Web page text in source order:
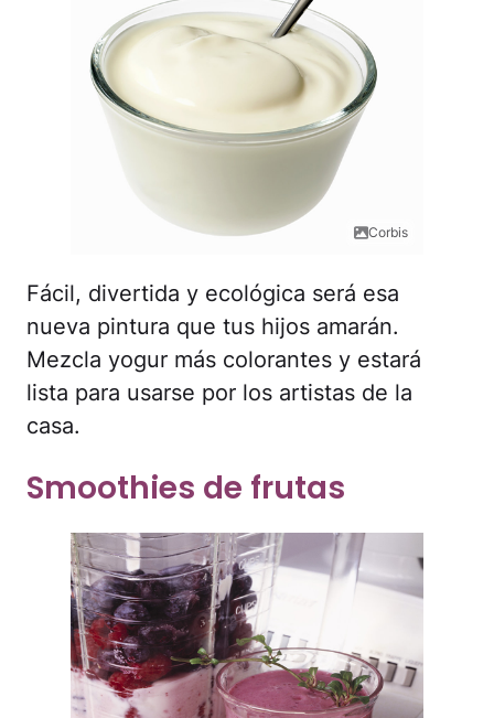
Corbis
Fácil, divertida y ecológica será esa
nueva pintura que tus hijos amarán.
Mezcla yogur más colorantes y estará
lista para usarse por los artistas de la
casa.
Smoothies de frutas